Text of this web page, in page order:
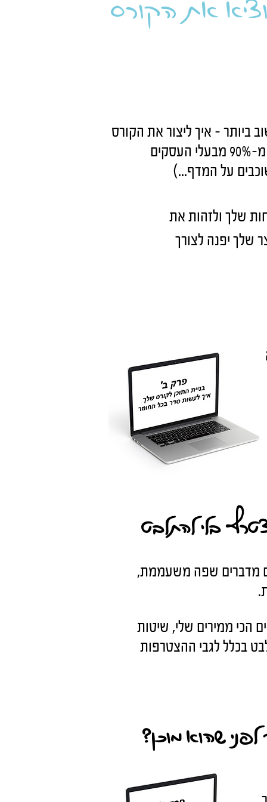
ביותר - איך ליצור את הקורס
הדיגיטלי שלך כך שימכר (בכך תפריד את עצמך מ-90% מבעלי העסקים
על המדף...)
שלך ולזהות את
שלך יפנה לצורך
בלי להתלבט
מדברים שפה משעממת,
הכי ממירים שלי, שיטות
בכלל לגבי ההצטרפות
שהוא מוכן?